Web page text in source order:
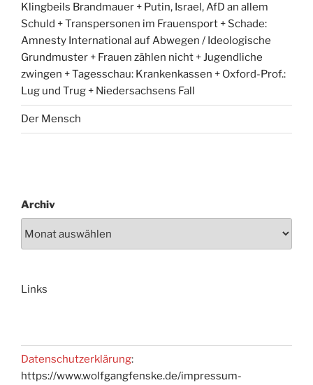
Klingbeils Brandmauer + Putin, Israel, AfD an allem
Schuld + Transpersonen im Frauensport + Schade:
Amnesty International auf Abwegen / Ideologische
Grundmuster + Frauen zählen nicht + Jugendliche
zwingen + Tagesschau: Krankenkassen + Oxford-Prof.:
Lug und Trug + Niedersachsens Fall
Der Mensch
Archiv
Links
Datenschutzerklärung:
https://www.wolfgangfenske.de/impressum-